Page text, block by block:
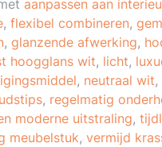
aanpassen aan
, flexibel combineren,
, glanzende afwerking,
hoogglans wit, licht,
, neutraal wit,
, regelmatig
moderne uitstraling,
meubelstuk, vermijd